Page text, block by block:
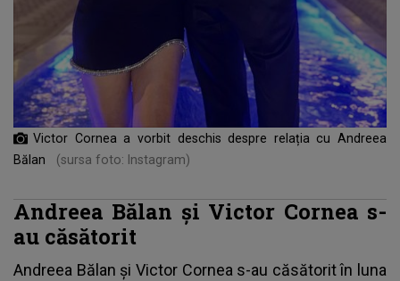
Victor Cornea a vorbit deschis despre relația cu Andreea
Bălan
(sursa foto: Instagram)
Andreea Bălan și Victor Cornea s-
au căsătorit
Andreea Bălan și Victor Cornea s-au căsătorit în luna